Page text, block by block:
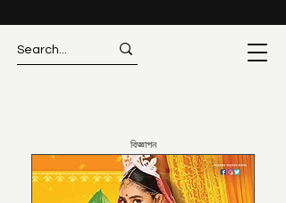
বিজ্ঞাপন